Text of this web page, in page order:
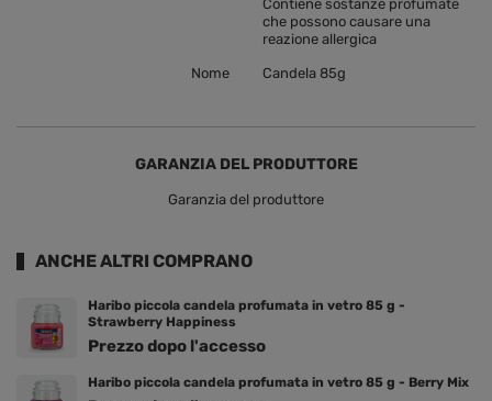
Contiene sostanze profumate
che possono causare una
reazione allergica
Nome Candela 85g
GARANZIA DEL PRODUTTORE
Garanzia del produttore
ANCHE ALTRI COMPRANO
Haribo piccola candela profumata in vetro 85 g -
Strawberry Happiness
Prezzo dopo l'accesso
Haribo piccola candela profumata in vetro 85 g - Berry Mix